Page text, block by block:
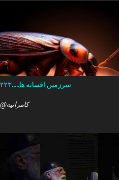
سرزمین افسانه ها.....۲۲۳
@کامرانیه